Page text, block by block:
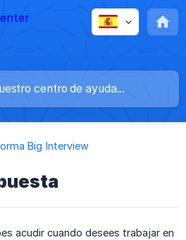
Big Interview
acudir cuando desees trabajar en